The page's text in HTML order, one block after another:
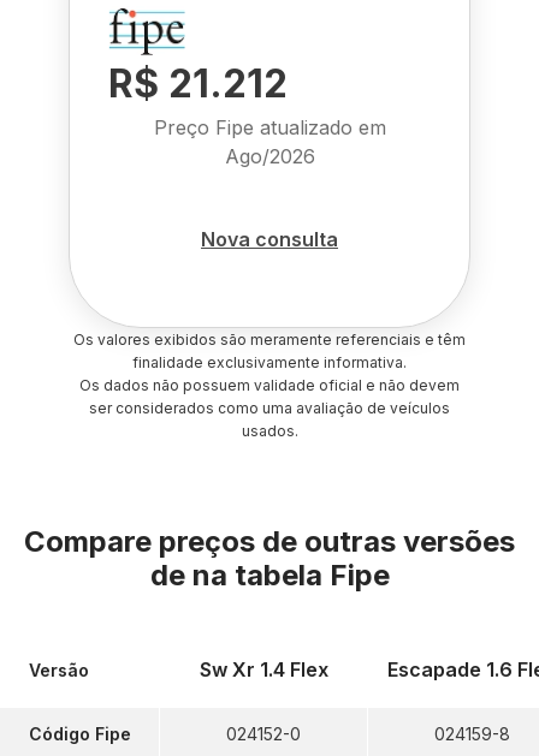
R$ 21.212
Preço Fipe atualizado em
Ago/2026
Nova consulta
Os valores exibidos são meramente referenciais e têm
finalidade exclusivamente informativa.
Os dados não possuem validade oficial e não devem
ser considerados como uma avaliação de veículos
usados.
Compare preços de outras versões
de na tabela Fipe
Versão
Código Fipe
Sw Xr 1.4 Flex
024152-0
Escapade 1.6
024159-8